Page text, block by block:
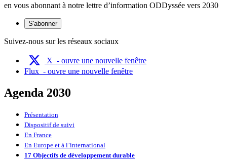
en vous abonnant à notre lettre d’information ODDyssée vers 2030
S'abonner
Suivez-nous sur les réseaux sociaux
X - ouvre une nouvelle fenêtre
Flux - ouvre une nouvelle fenêtre
Agenda 2030
Présentation
Dispositif de suivi
En France
En Europe et à l’international
17 Objectifs de développement durable